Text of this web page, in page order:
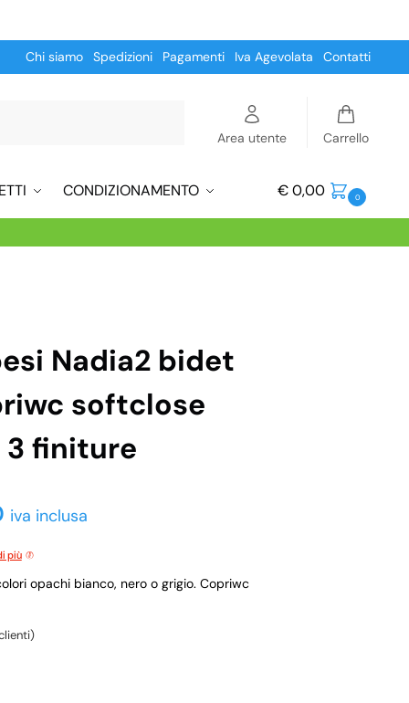
Chi siamo Spedizioni Pagamenti Iva Agevolata Contatti
Area utente Carrello
CONDIZIONAMENTO €0,00 0
Nadia2 bidet
softclose
finiture
iva inclusa
più
opachi bianco, nero o grigio. Copriwc